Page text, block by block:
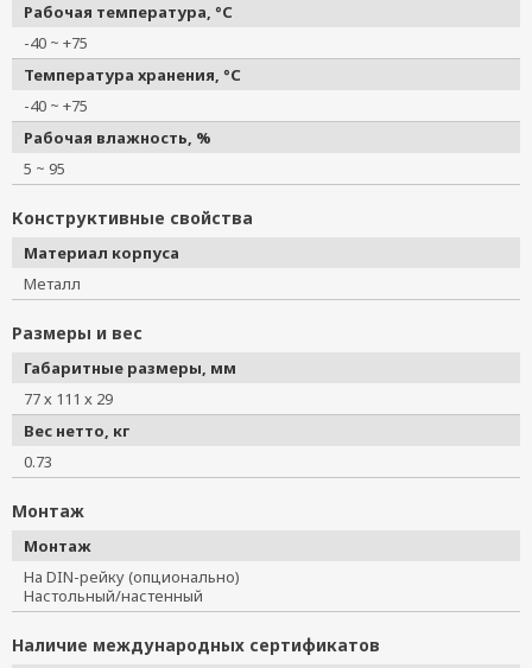
Рабочая температура, °C
-40 ~ +75
Температура хранения, °C
-40 ~ +75
Рабочая влажность, %
5 ~ 95
Конструктивные свойства
Материал корпуса
Металл
Размеры и вес
Габаритные размеры, мм
77 х 111 х 29
Вес нетто, кг
0.73
Монтаж
Монтаж
На DIN-рейку (опционально)
Настольный/настенный
Наличие международных сертификатов